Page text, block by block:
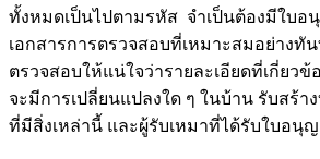
ทั้งหมดเป็นไปตามรหัส จำเป็นต้องมีใบ
เอกสารการตรวจสอบที่เหมาะสมอย่าง
ตรวจสอบให้แน่ใจว่ารายละเอียดที่เกี่ย
จะมีการเปลี่ยนแปลงใด ๆ ในบ้าน รับสร้
ที่มีสิ่งเหล่านี้ และผู้รับเหมาที่ได้รับใบอนุ